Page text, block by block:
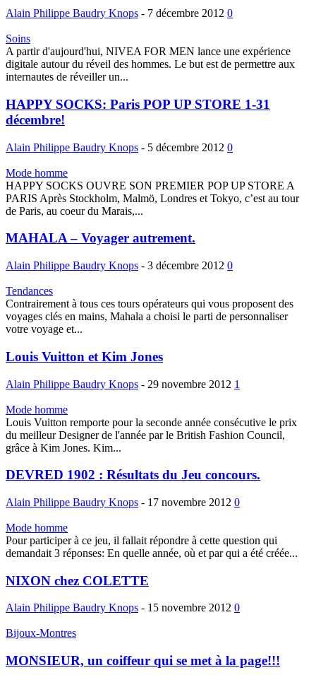
Alain Philippe Baudry Knops - 7 décembre 2012 0
Soins
A partir d'aujourd'hui, NIVEA FOR MEN lance une expérience
digitale autour du réveil des hommes. Le but est de permettre aux
internautes de réveiller un...
HAPPY SOCKS: Paris POP UP STORE 1-31
décembre!
Alain Philippe Baudry Knops - 5 décembre 2012 0
Mode homme
HAPPY SOCKS OUVRE SON PREMIER POP UP STORE A
PARIS Après Stockholm, Malmö, Londres et Tokyo, c’est au tour
de Paris, au coeur du Marais,...
MAHALA – Voyager autrement.
Alain Philippe Baudry Knops - 3 décembre 2012 0
Tendances
Contrairement à tous ces tours opérateurs qui vous proposent des
voyages clés en mains, Mahala a choisi le parti de personnaliser
votre voyage et...
Louis Vuitton et Kim Jones
Alain Philippe Baudry Knops - 29 novembre 2012 1
Mode homme
Louis Vuitton remporte pour la seconde année consécutive le prix
du meilleur Designer de l'année par le British Fashion Council,
grâce à Kim Jones. Kim...
DEVRED 1902 : Résultats du Jeu concours.
Alain Philippe Baudry Knops - 17 novembre 2012 0
Mode homme
Pour participer à ce jeu, il fallait répondre à cette question qui
demandait 3 réponses: En quelle année, où et par qui a été créée...
NIXON chez COLETTE
Alain Philippe Baudry Knops - 15 novembre 2012 0
Bijoux-Montres
MONSIEUR, un coiffeur qui se met à la page!!!